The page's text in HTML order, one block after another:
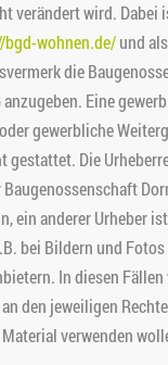
verändert wird. Dabei
wohnen.de/und als
die
anzugeben. Eine
gewerbliche
gestattet. Die
ein anderer Urheber ist
bei Bildern und Fotos
In diesen Fällen
den jeweiligen
verwenden